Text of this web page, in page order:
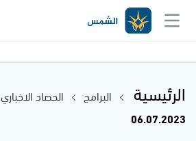
الرئيسية البرامج الحصاد الاخباري
06.07.2023